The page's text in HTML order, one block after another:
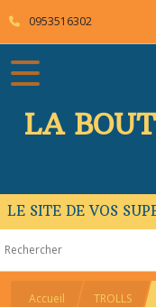
0953516302
LA
LE SITE DE VOS
Accueil TROLLS